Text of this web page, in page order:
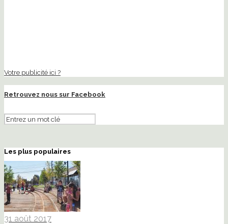
Votre publicité ici ?
Retrouvez nous sur Facebook
Les plus populaires
31 août 2017